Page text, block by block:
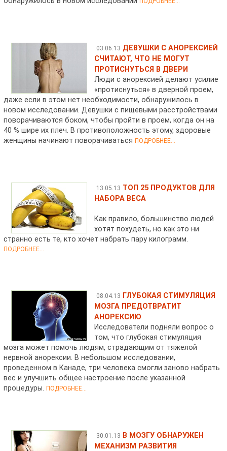
03.06.13 ДЕВУШКИ С АНОРЕКСИЕЙ
СЧИТАЮТ, ЧТО НЕ МОГУТ
ПРОТИСНУТЬСЯ В ДВЕРИ
Люди с анорексией делают усилие
«протиснуться» в дверной проем,
даже если в этом нет необходимости, обнаружилось в
новом исследовании. Девушки с пищевыми расстройствами
поворачиваются боком, чтобы пройти в проем, когда он на
40 % шире их плеч. В противоположность этому, здоровые
женщины начинают поворачиватьсяПОДРОБНЕЕ...
13.05.13 ТОП 25 ПРОДУКТОВ ДЛЯ
НАБОРА ВЕСА
Как правило, большинство людей
хотят похудеть, но как это ни
странно есть те, кто хочет набрать пару килограмм.
ПОДРОБНЕЕ...
08.04.13 ГЛУБОКАЯ СТИМУЛЯЦИЯ
МОЗГА ПРЕДОТВРАТИТ
АНОРЕКСИЮ
Исследователи подняли вопрос о
том, что глубокая стимуляция
мозга может помочь людям, страдающим от тяжелой
нервной анорексии. В небольшом исследовании,
проведенном в Канаде, три человека смогли заново набрать
вес и улучшить общее настроение после указанной
процедуры.ПОДРОБНЕЕ...
30.01.13 В МОЗГУ ОБНАРУЖЕН
МЕХАНИЗМ РАЗВИТИЯ